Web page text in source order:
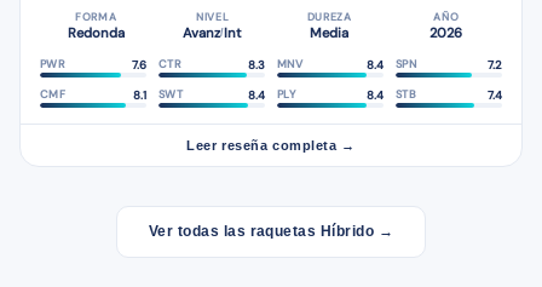
FORMA
Redonda
NIVEL
Avanz/Int
DUREZA
Media
AÑO
2026
PWR 7.6 CTR 8.3 MNV 8.4 SPN 7.2
CMF 8.1 SWT 8.4 PLY 8.4 STB 7.4
Leer reseña completa →
Ver todas las raquetas Híbrido →